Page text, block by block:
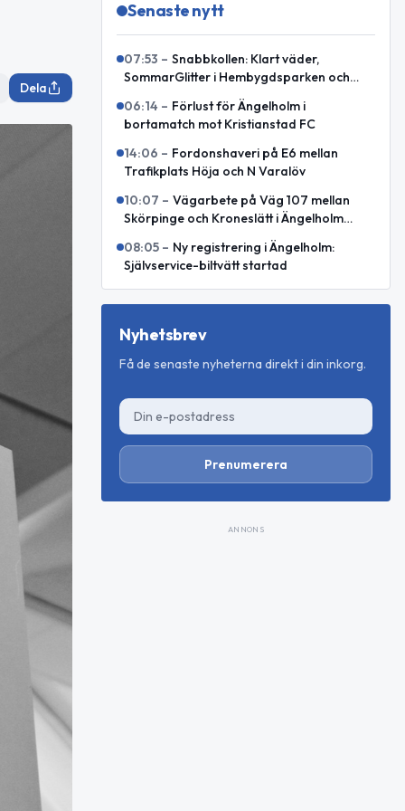
Dela
Senaste nytt
07:53 – Snabbkollen: Klart väder,
SommarGlitter i Hembygdsparken och
internationellt försvarssamarbete
06:14 – Förlust för Ängelholm i
bortamatch mot Kristianstad FC
14:06 – Fordonshaveri på E6 mellan
Trafikplats Höja och N Varalöv
10:07 – Vägarbete på Väg 107 mellan
Skörpinge och Kroneslätt i Ängelholm
08:05 – Ny registrering i Ängelholm:
Självservice-biltvätt startad
Nyhetsbrev
Få de senaste nyheterna direkt i din inkorg.
Prenumerera
ANNONS